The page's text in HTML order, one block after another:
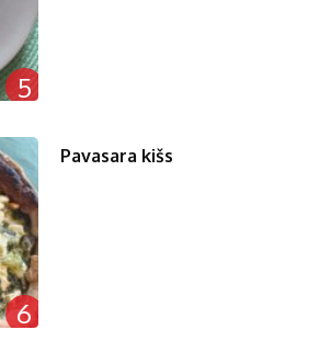
5
6
Pavasara kišs